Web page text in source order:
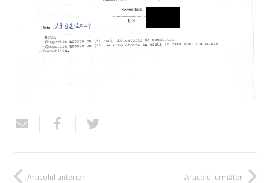
Articolul anterior Articolul următor